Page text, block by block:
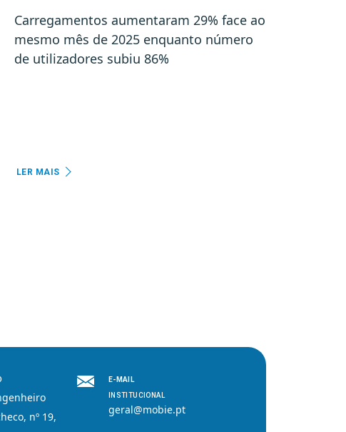
Carregamentos aumentaram 29% face ao
mesmo mês de 2025 enquanto número
de utilizadores subiu 86%
LER MAIS
nº 19,
E-MAIL
INSTITUCIONAL
geral@mobie.pt